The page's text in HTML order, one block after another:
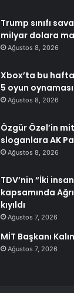
Trump sınıfı
milyar dolara
Ağustos 8, 2026
Xbox’ta bu
5 oyun
Ağustos 8, 2026
Özgür Özel’in
sloganlara AK
Ağustos 8, 2026
TDV’nin “İki
kapsamında
kıyıldı
Ağustos 7, 2026
MİT Başkanı
Ağustos 7, 2026